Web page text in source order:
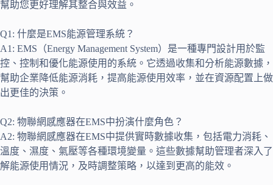
幫助您更好理解其整合與效益。
Q1: 什麼是EMS能源管理系統？
A1: EMS（Energy Management System）是一種專門設計用於監
控、控制和優化能源使用的系統。它透過收集和分析能源數據，
幫助企業降低能源消耗，提高能源使用效率，並在資源配置上做
出更佳的決策。
Q2: 物聯網感應器在EMS中扮演什麼角色？
A2: 物聯網感應器在EMS中提供實時數據收集，包括電力消耗、
溫度、濕度、氣壓等各種環境變量。這些數據幫助管理者深入了
解能源使用情況，及時調整策略，以達到更高的能效。